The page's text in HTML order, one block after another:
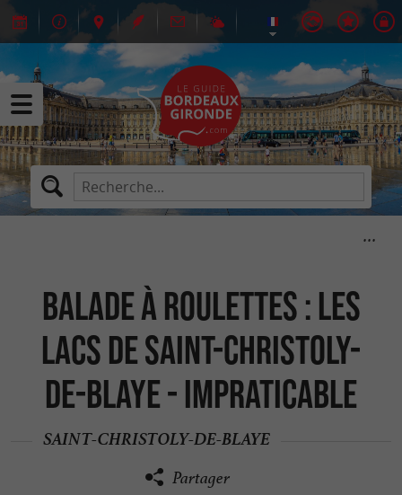
Balade à roulettes : Les
lacs de Saint-Christoly-
de-Blaye - Impraticable
SAINT-CHRISTOLY-DE-BLAYE
Partager